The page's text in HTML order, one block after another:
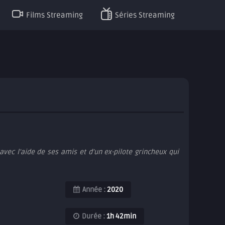
Films Streaming Séries Streaming
l'aide de ses amis et d'un ex-pilote grincheux qui
Année :2020
Durée :1h 42min